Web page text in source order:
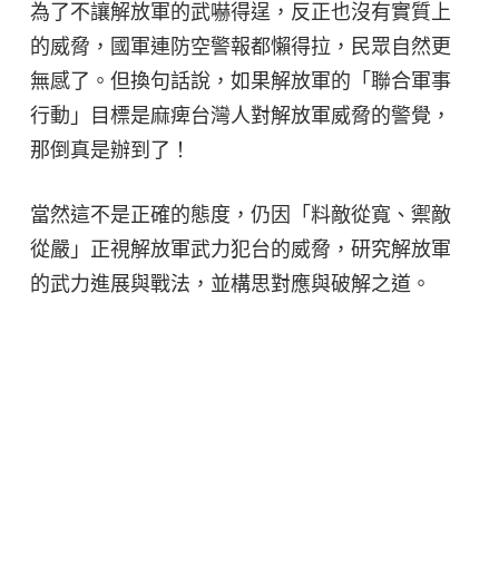
為了不讓解放軍的武嚇得逞，反正也沒有實質上
的威脅，國軍連防空警報都懶得拉，民眾自然更
無感了。但換句話說，如果解放軍的「聯合軍事
行動」目標是麻痺台灣人對解放軍威脅的警覺，
那倒真是辦到了！
當然這不是正確的態度，仍因「料敵從寬、禦敵
從嚴」正視解放軍武力犯台的威脅，研究解放軍
的武力進展與戰法，並構思對應與破解之道。